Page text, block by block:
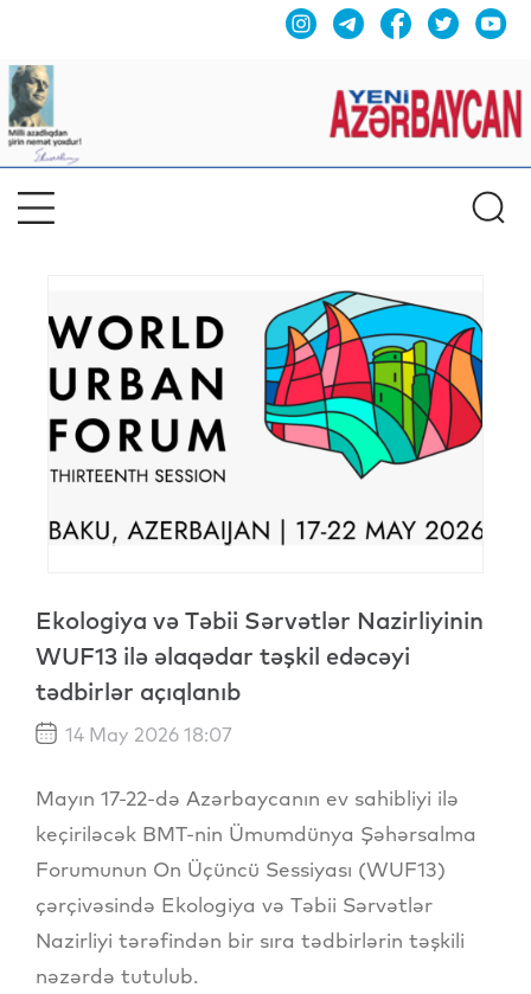
Ekologiya və Təbii Sərvətlər Nazirliyinin
WUF13 ilə əlaqədar təşkil edəcəyi
tədbirlər açıqlanıb
14 May 2026 18:07
Mayın 17-22-də Azərbaycanın ev sahibliyi ilə
keçiriləcək BMT-nin Ümumdünya Şəhərsalma
Forumunun On Üçüncü Sessiyası (WUF13)
çərçivəsində Ekologiya və Təbii Sərvətlər
Nazirliyi tərəfindən bir sıra tədbirlərin təşkili
nəzərdə tutulub.